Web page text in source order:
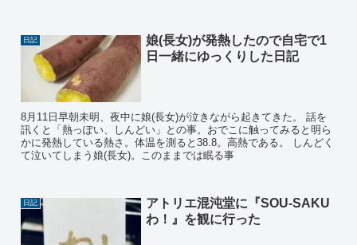
日記
娘(長女)が発熱したので自宅で1
日一緒にゆっくりした日記
8月11日早朝未明、夜中に娘(長女)が泣きながら起きてきた。 話を
訊くと「熱っぽい、しんどい」との事。おでこに触ってみると明ら
かに発熱している熱さ。体温を測ると38.8。高熱である。 しんどく
て泣いてしまう娘(長女)。このままでは眠る事
日記
アトリエ混沌堂に『SOU-SAKU
わ！』を観に行った